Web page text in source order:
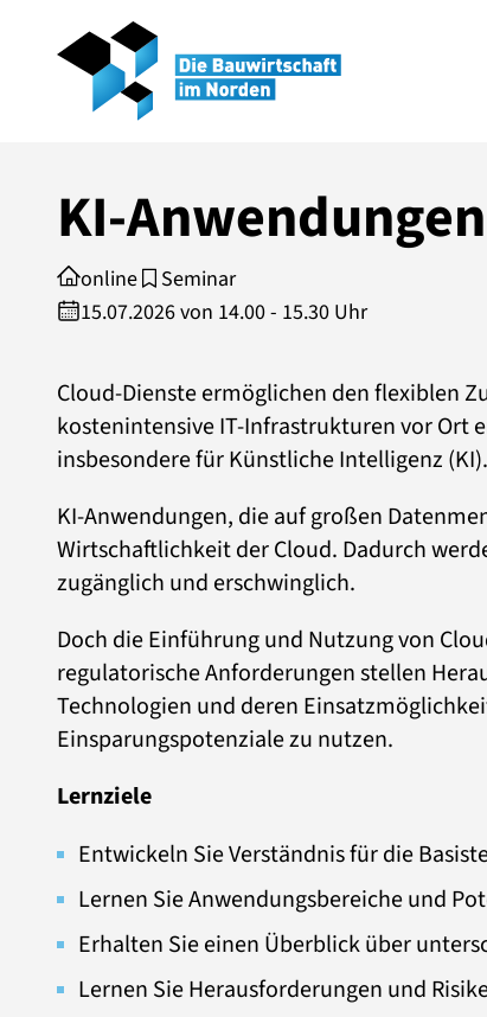
KI-
online
Seminar
15.07.2026 von 14.00 - 15.30 Uhr
Cloud-Dienste ermöglichen den flexiblen
kostenintensive IT-Infrastrukturen vor Ort
insbesondere für Künstliche Intelligenz (KI).
KI-Anwendungen, die auf großen
Wirtschaftlichkeit der Cloud. Dadurch
zugänglich und erschwinglich.
Doch die Einführung und Nutzung von
regulatorische Anforderungen stellen
Technologien und deren
Einsparungspotenziale zu nutzen.
Lernziele
Entwickeln Sie Verständnis für die
Lernen Sie Anwendungsbereiche und
Erhalten Sie einen Überblick über
Lernen Sie Herausforderungen und